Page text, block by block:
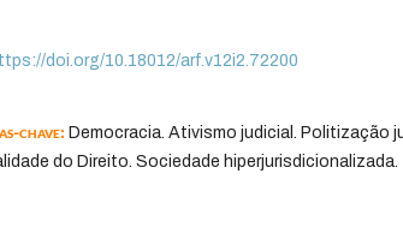
doi.org/10.18012/arf.v12i2.72200
chave:Democracia. Ativismo judicial. Politização
do Direito. Sociedade hiperjurisdicionalizada.